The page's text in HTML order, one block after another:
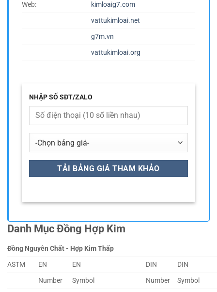
Web:
kimloaig7.com
vattukimloai.net
g7m.vn
vattukimloai.org
NHẬP SỐ SĐT/ZALO
Danh Mục Đồng Hợp Kim
Đồng Nguyên Chất - Hợp Kim Thấp
ASTM
EN EN DIN
DIN
Number
Symbol Number
Symbol